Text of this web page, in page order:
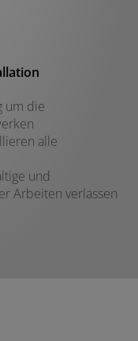
um die
alle
und
Arbeiten verlassen